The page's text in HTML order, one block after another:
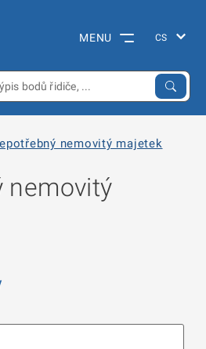
MENU
nemovitý majetek
nemovitý